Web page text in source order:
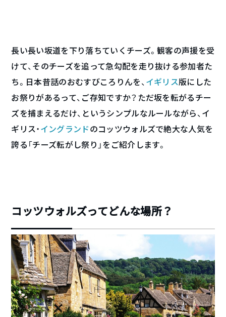
長い長い坂道を下り落ちていくチーズ。観客の声援を受
けて、そのチーズを追って急勾配を走り抜ける参加者た
ち。日本昔話のおむすびころりんを、 イギリス版にした
お祭りがあるって、ご存知ですか？ただ坂を転がるチー
ズを捕まえるだけ、というシンプルなルールながら、イ
ギリス・イングランドのコッツウォルズで絶大な人気を
誇る「チーズ転がし祭り」をご紹介します。
コッツウォルズってどんな場所？